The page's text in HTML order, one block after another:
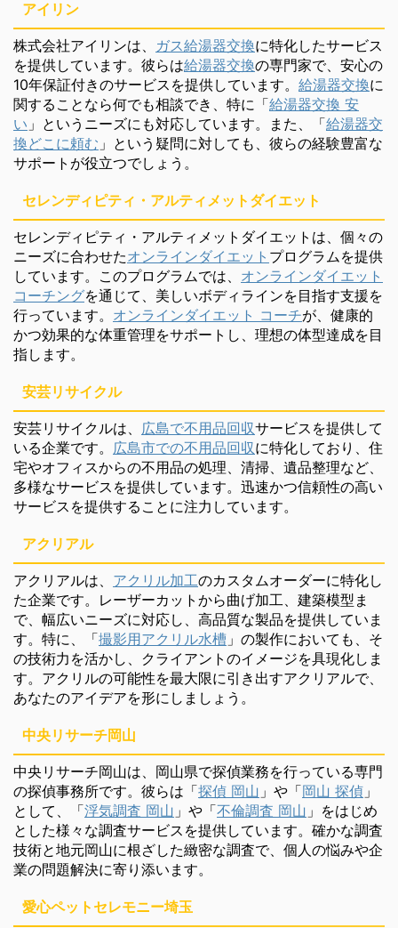
アイリン
株式会社アイリンは、 ガス給湯器交換に特化したサービス
を提供しています。彼らは給湯器交換の専門家で、安心の
10年保証付きのサービスを提供しています。 給湯器交換に
関することなら何でも相談でき、特に「給湯器交換 安
い 」というニーズにも対応しています。また、「給湯器交
換どこに頼む 」という疑問に対しても、彼らの経験豊富な
サポートが役立つでしょう。
セレンディピティ・アルティメットダイエット
セレンディピティ・アルティメットダイエットは、個々の
ニーズに合わせたオンラインダイエット プログラムを提供
しています。このプログラムでは、 オンラインダイエット
コーチングを通じて、美しいボディラインを目指す支援を
行っています。 オンラインダイエット コーチが、健康的
かつ効果的な体重管理をサポートし、理想の体型達成を目
指します。
安芸リサイクル
安芸リサイクルは、 広島で不用品回収サービスを提供して
いる企業です。 広島市での不用品回収に特化しており、住
宅やオフィスからの不用品の処理、清掃、遺品整理など、
多様なサービスを提供しています。迅速かつ信頼性の高い
サービスを提供することに注力しています。
アクリアル
アクリアルは、 アクリル加工のカスタムオーダーに特化し
た企業です。レーザーカットから曲げ加工、建築模型ま
で、幅広いニーズに対応し、高品質な製品を提供していま
す。特に、「撮影用アクリル水槽 」の製作においても、そ
の技術力を活かし、クライアントのイメージを具現化しま
す。アクリルの可能性を最大限に引き出すアクリアルで、
あなたのアイデアを形にしましょう。
中央リサーチ岡山
中央リサーチ岡山は、岡山県で探偵業務を行っている専門
の探偵事務所です。彼らは「探偵 岡山 」や「岡山 探偵 」
として、「浮気調査 岡山 」や「不倫調査 岡山 」をはじめ
とした様々な調査サービスを提供しています。確かな調査
技術と地元岡山に根ざした緻密な調査で、個人の悩みや企
業の問題解決に寄り添います。
愛心ペットセレモニー埼玉